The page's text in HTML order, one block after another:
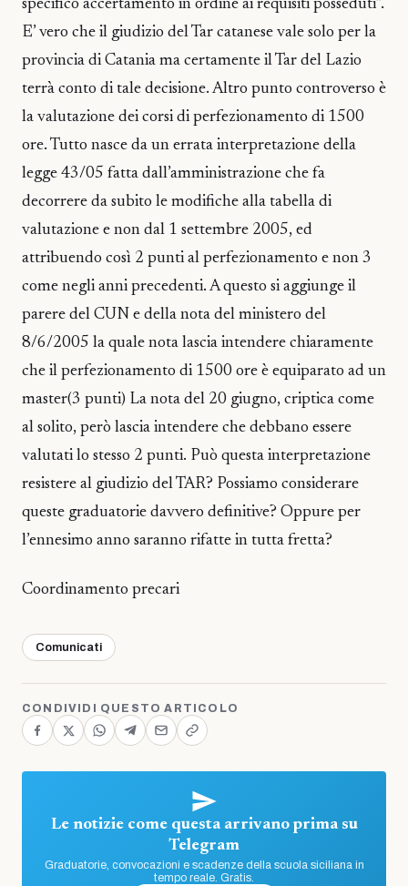
specifico accertamento in ordine ai requisiti posseduti”.
E’ vero che il giudizio del Tar catanese vale solo per la
provincia di Catania ma certamente il Tar del Lazio
terrà conto di tale decisione. Altro punto controverso è
la valutazione dei corsi di perfezionamento di 1500
ore. Tutto nasce da un errata interpretazione della
legge 43/05 fatta dall’amministrazione che fa
decorrere da subito le modifiche alla tabella di
valutazione e non dal 1 settembre 2005, ed
attribuendo così 2 punti al perfezionamento e non 3
come negli anni precedenti. A questo si aggiunge il
parere del CUN e della nota del ministero del
8/6/2005 la quale nota lascia intendere chiaramente
che il perfezionamento di 1500 ore è equiparato ad un
master(3 punti) La nota del 20 giugno, criptica come
al solito, però lascia intendere che debbano essere
valutati lo stesso 2 punti. Può questa interpretazione
resistere al giudizio del TAR? Possiamo considerare
queste graduatorie davvero definitive? Oppure per
l’ennesimo anno saranno rifatte in tutta fretta?
Coordinamento precari
Comunicati
CONDIVIDI QUESTO ARTICOLO
Le notizie come questa arrivano prima su
Telegram
Graduatorie, convocazioni e scadenze della scuola siciliana in
tempo reale. Gratis.